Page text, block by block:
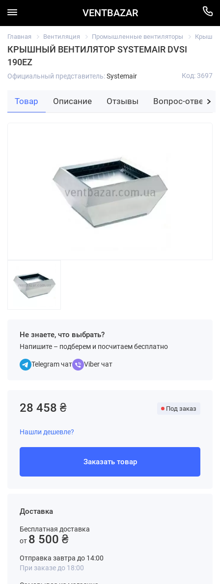
VENTBAZAR
Главная Вентиляция Промышленные вентиляторы
КРЫШНЫЙ ВЕНТИЛЯТОР SYSTEMAIR DVSI
190EZ
Официальный представитель:Systemair Код: 3697
Не знаете, что выбрать?
Напишите – подберем и посчитаем бесплатно
Telegram чат Viber чат
Доставка
Бесплатная доставка
от 8 500 ₴
Отправка завтра до 14:00
При заказе до 18:00
28 458 ₴ Под заказ
Нашли дешевле?
Заказать товар
Товар Описание Отзывы Вопрос-ответ